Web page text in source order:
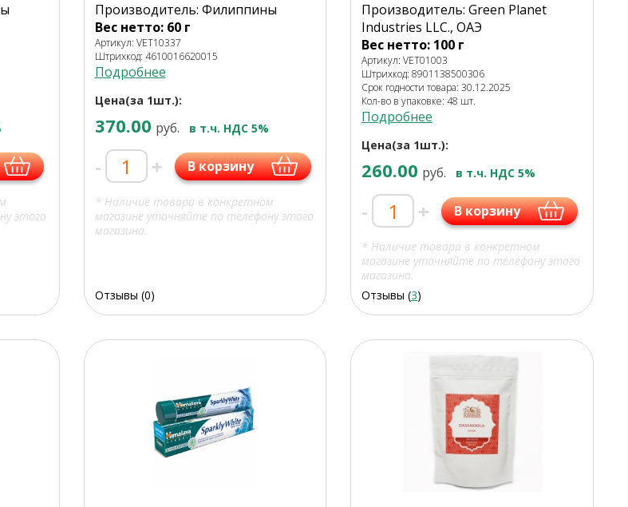
этого
Производитель: Филиппины
Вес нетто: 60 г
Артикул: VET10337
Штрихкод: 4610016620015
Подробнее
Цена(за 1шт.):
370.00 руб. в т.ч. НДС 5%
- + В корзину
* Наличие товара в конкретном
магазине уточняйте по телефону этого
магазина.
Отзывы (0)
Производитель: Green Planet
Industries LLC., ОАЭ
Вес нетто: 100 г
Артикул: VET01003
Штрихкод: 8901138500306
Срок годности товара: 30.12.2025
Кол-во в упаковке: 48 шт.
Подробнее
Цена(за 1шт.):
260.00 руб. в т.ч. НДС 5%
- + В корзину
* Наличие товара в конкретном
магазине уточняйте по телефону этого
магазина.
Отзывы (3)